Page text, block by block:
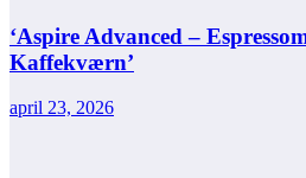
‘Aspire Advanced –
Kaffekværn’
april 23, 2026